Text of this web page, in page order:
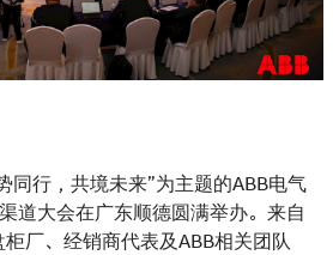
同行，共境未来”为主题的ABB电气
道大会在广东顺德圆满举办。来自
厂、经销商代表及ABB相关团队